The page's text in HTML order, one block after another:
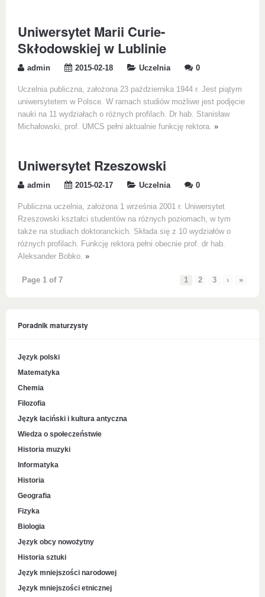
Uniwersytet Marii Curie-
Skłodowskiej w Lublinie
admin 2015-02-18 Uczelnia 0
Uczelnia publiczna, założona 23 października 1944 r. Jest piątym
uniwersytetem w Polsce. W ramach studiów możliwe jest podjęcie
nauki na 11 wydziałach o różnych profilach. Dr hab. Stanisław
Michałowski, prof. UMCS pełni aktualnie funkcję rektora. »
Uniwersytet Rzeszowski
admin 2015-02-17 Uczelnia 0
Publiczna uczelnia, założona 1 września 2001 r. Uniwersytet
Rzeszowski kształci studentów na różnych poziomach, w tym
także na studiach doktoranckich. Składa się z 10 wydziałów o
różnych profilach. Funkcję rektora pełni obecnie prof. dr hab.
Aleksander Bobko. »
Page 1 of 7 1 2 3 › »
Poradnik maturzysty
Język polski
Matematyka
Chemia
Filozofia
Język łaciński i kultura antyczna
Wiedza o społeczeństwie
Historia muzyki
Informatyka
Historia
Geografia
Fizyka
Biologia
Język obcy nowożytny
Historia sztuki
Język mniejszości narodowej
Język mniejszości etnicznej